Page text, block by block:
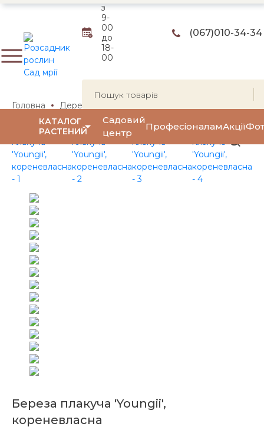
з
9-
00
до
18-
00
(067)010-34-34
КАТАЛОГ
РАСТЕНИЙ
Садовий
центр
ПрофесіоналамАкції
Головна Дерева
Береза плакуча 'Youngii',
кореневласна